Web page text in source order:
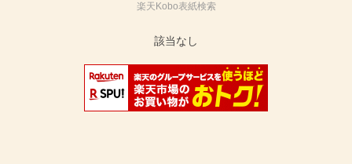
楽天Kobo表紙検索